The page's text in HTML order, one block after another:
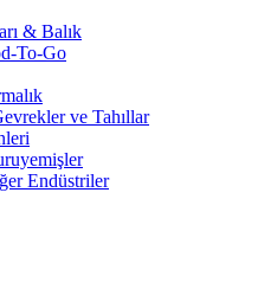
& Balık
To-Go
ve Tahıllar
Endüstriler